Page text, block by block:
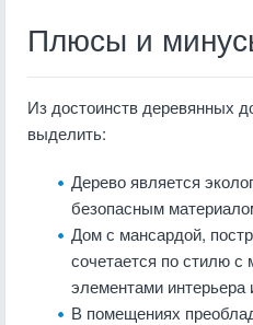
Плюсы и
Из достоинств деревянных
выделить:
Дерево является
безопасным
Дом с мансардой,
сочетается по стилю
элементами интерьера
В помещениях